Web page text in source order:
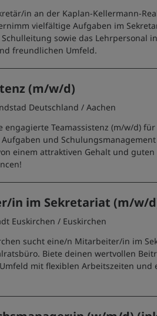
in an der Kaplan-Kellermann-
vielfältige Aufgaben im
sowie das Lehrpersonal
freundlichen Umfeld.
(m/w/d)
Deutschland / Aachen
engagierte Teamassistenz (m/w/d)
und
einem attraktiven Gehalt und guten
in im Sekretariat (m/w/
Euskirchen / Euskirchen
sucht eine/n Mitarbeiter/in im
Biete deinen wertvollen
mit flexiblen Arbeitszeiten und